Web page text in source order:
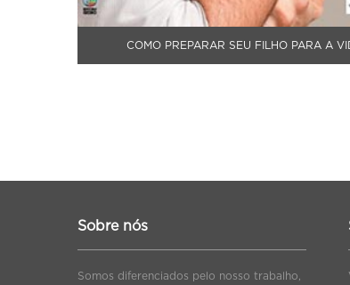
COMO PREPARAR SEU FILHO PARA A
Sobre nós
Somos diferenciados pelo nosso trabalho,